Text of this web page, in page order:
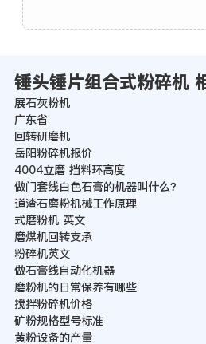
锤头锤片组合式粉碎机
展石灰粉机
广东省
回转研磨机
岳阳粉碎机报价
4004立磨 挡料环高度
做门套线白色石膏的机器叫什么？
道渣石磨粉机械工作原理
式磨粉机 英文
磨煤机回转支承
粉碎机英文
做石膏线自动化机器
磨粉机的日常保养有哪些
搅拌粉碎机价格
矿粉规格型号标准
黄粉设备的产量